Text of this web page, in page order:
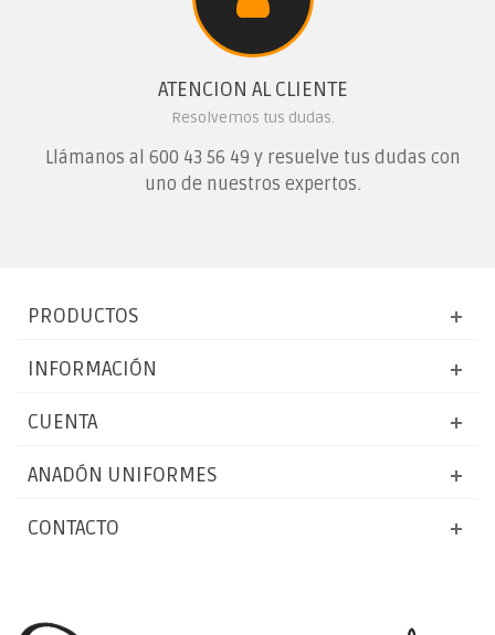
ATENCION AL CLIENTE
Resolvemos tus dudas.
Llámanos al 600 43 56 49 y resuelve tus dudas con
uno de nuestros expertos.
PRODUCTOS
INFORMACIÓN
CUENTA
ANADÓN UNIFORMES
CONTACTO